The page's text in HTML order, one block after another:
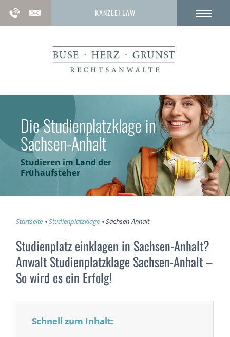
KANZLEI.LAW
Die Studienplatzklage in
Sachsen-Anhalt
Studieren im Land der
Frühaufsteher
Startseite»Studienplatzklage»Sachsen-Anhalt
Studienplatz einklagen in Sachsen-Anhalt?
Anwalt Studienplatzklage Sachsen-Anhalt –
So wird es ein Erfolg!
Schnell zum Inhalt: